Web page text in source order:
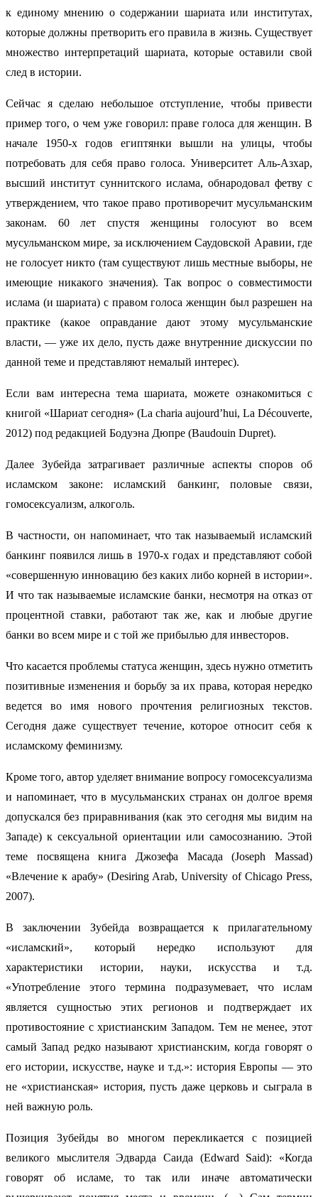
к единому мнению о содержании шариата или институтах,
которые должны претворить его правила в жизнь. Существует
множество интерпретаций шариата, которые оставили свой
след в истории.
Сейчас я сделаю небольшое отступление, чтобы привести
пример того, о чем уже говорил: праве голоса для женщин. В
начале 1950-х годов египтянки вышли на улицы, чтобы
потребовать для себя право голоса. Университет Аль-Азхар,
высший институт суннитского ислама, обнародовал фетву с
утверждением, что такое право противоречит мусульманским
законам. 60 лет спустя женщины голосуют во всем
мусульманском мире, за исключением Саудовской Аравии, где
не голосует никто (там существуют лишь местные выборы, не
имеющие никакого значения). Так вопрос о совместимости
ислама (и шариата) с правом голоса женщин был разрешен на
практике (какое оправдание дают этому мусульманские
власти, — уже их дело, пусть даже внутренние дискуссии по
данной теме и представляют немалый интерес).
Если вам интересна тема шариата, можете ознакомиться с
книгой «Шариат сегодня» (La charia aujourd’hui, La Découverte,
2012) под редакцией Бодуэна Дюпре (Baudouin Dupret).
Далее Зубейда затрагивает различные аспекты споров об
исламском законе: исламский банкинг, половые связи,
гомосексуализм, алкоголь.
В частности, он напоминает, что так называемый исламский
банкинг появился лишь в 1970-х годах и представляют собой
«совершенную инновацию без каких либо корней в истории».
И что так называемые исламские банки, несмотря на отказ от
процентной ставки, работают так же, как и любые другие
банки во всем мире и с той же прибылью для инвесторов.
Что касается проблемы статуса женщин, здесь нужно отметить
позитивные изменения и борьбу за их права, которая нередко
ведется во имя нового прочтения религиозных текстов.
Сегодня даже существует течение, которое относит себя к
исламскому феминизму.
Кроме того, автор уделяет внимание вопросу гомосексуализма
и напоминает, что в мусульманских странах он долгое время
допускался без приравнивания (как это сегодня мы видим на
Западе) к сексуальной ориентации или самосознанию. Этой
теме посвящена книга Джозефа Масада (Joseph Massad)
«Влечение к арабу» (Desiring Arab, University of Chicago Press,
2007).
В заключении Зубейда возвращается к прилагательному
«исламский», который нередко используют для
характеристики истории, науки, искусства и т.д.
«Употребление этого термина подразумевает, что ислам
является сущностью этих регионов и подтверждает их
противостояние с христианским Западом. Тем не менее, этот
самый Запад редко называют христианским, когда говорят о
его истории, искусстве, науке и т.д.»: история Европы — это
не «христианская» история, пусть даже церковь и сыграла в
ней важную роль.
Позиция Зубейды во многом перекликается с позицией
великого мыслителя Эдварда Саида (Edward Said): «Когда
говорят об исламе, то так или иначе автоматически